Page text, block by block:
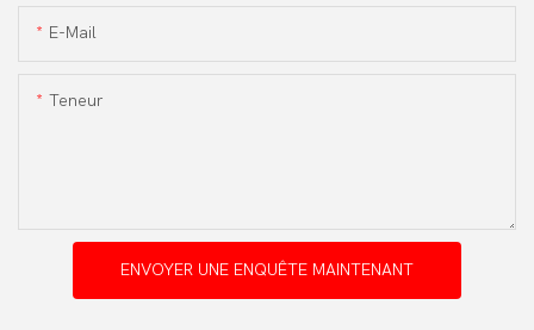
E-Mail
Teneur
ENVOYER UNE ENQUÊTE MAINTENANT